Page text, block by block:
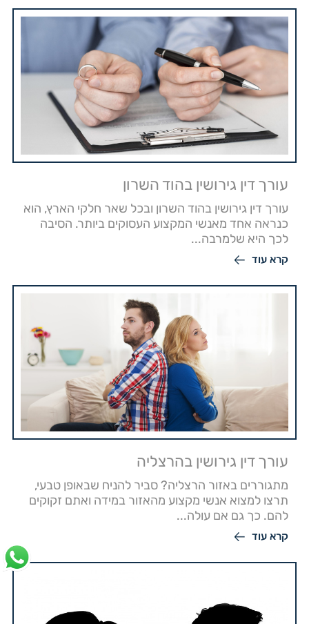
עורך דין גירושין בהוד השרון
עורך דין גירושין בהוד השרון ובכל שאר חלקי הארץ, הוא
כנראה אחד מאנשי המקצוע העסוקים ביותר. הסיבה
לכך היא שלמרבה...
קרא עוד
עורך דין גירושין בהרצליה
מתגוררים באזור הרצליה? סביר להניח שבאופן טבעי,
תרצו למצוא אנשי מקצוע מהאזור במידה ואתם זקוקים
להם. כך גם אם עולה...
קרא עוד